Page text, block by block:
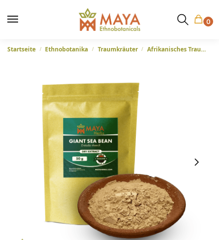
0
Startseite / Ethnobotanika / Traumkräuter / Afrikanisches Traumkraut (Entada rheedii) – 50:1 Extrakt